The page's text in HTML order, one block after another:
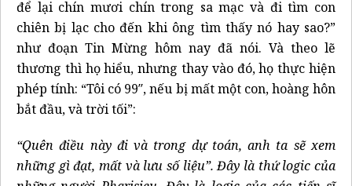
để lại chín mươi chín trong sa mạc và đi tìm con
chiên bị lạc cho đến khi ông tìm thấy nó hay sao?”
như đoạn Tin Mừng hôm nay đã nói. Và theo lẽ
thương thì họ hiểu, nhưng thay vào đó, họ thực hiện
phép tính: “Tôi có 99″, nếu bị mất một con, hoàng hôn
bắt đầu, và trời tối”:
“Quên điều này đi và trong dự toán, anh ta sẽ xem
những gì đạt, mất và lưu số liệu”. Đây là thứ logic của